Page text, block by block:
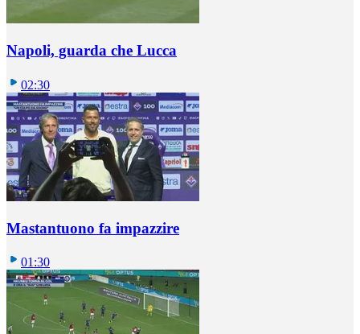
Napoli, guarda che Lucca
02:30
Mastantuono fa impazzire
01:30